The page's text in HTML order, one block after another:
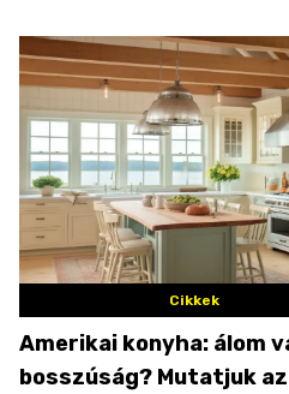
Cikkek
Amerikai konyha: álom
bosszúság? Mutatjuk